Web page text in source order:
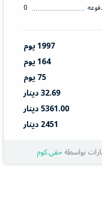
0
1997 يوم
164 يوم
75 يوم
32.69 دينار
5361.00 دينار
2451 دينار
بواسطةحقي.كوم